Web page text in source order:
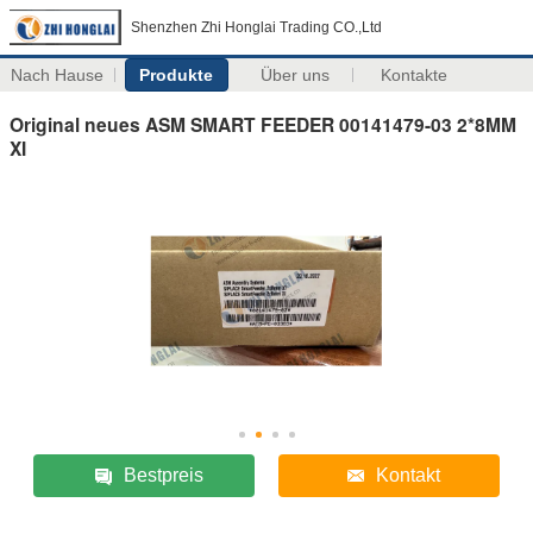
Shenzhen Zhi Honglai Trading CO.,Ltd
Nach Hause Produkte Über uns Kontakte
Original neues ASM SMART FEEDER 00141479-03 2*8MM
XI
Bestpreis Kontakt